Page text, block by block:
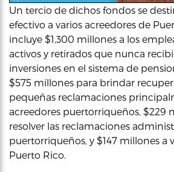
Un tercio de dichos fondos se
efectivo a varios acreedores de
incluye $1,300 millones a los
activos y retirados que nunca
inversiones en el sistema de
$575 millones para brindar
pequeñas reclamaciones
acreedores puertorriqueños, $229
resolver las reclamaciones
puertorriqueños, y $147 millones a
Puerto Rico.